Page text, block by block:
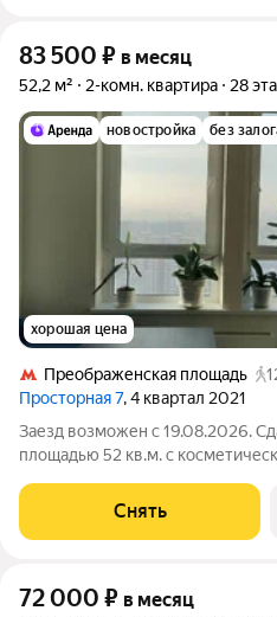
83 500 ₽ в месяц
52,2 м² 2-комн. квартира 28
новостройка без
хорошая цена
Преображенская площадь
Просторная 7, 4 квартал 2021
Заезд возможен с 19.08.2026.
площадью 52 кв.м. с
Духовой шкаф Стиральная машина Сушильная машинаСнять
72 000 ₽ в месяц